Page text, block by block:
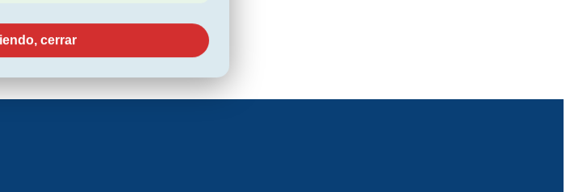
cerrar